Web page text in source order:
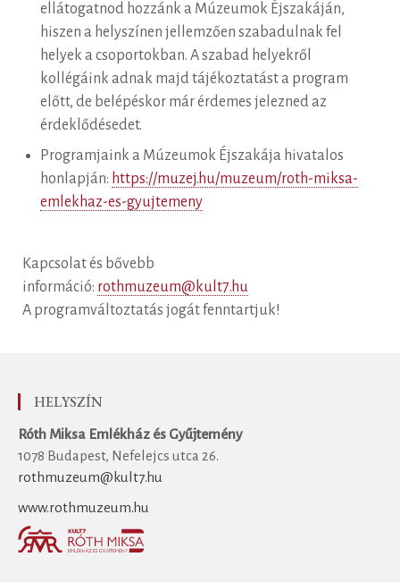
ellátogatnod hozzánk a Múzeumok Éjszakáján,
hiszen a helyszínen jellemzően szabadulnak fel
helyek a csoportokban. A szabad helyekről
kollégáink adnak majd tájékoztatást a program
előtt, de belépéskor már érdemes jelezned az
érdeklődésedet.
Programjaink a Múzeumok Éjszakája hivatalos
honlapján: https://muzej.hu/muzeum/roth-miksa-
emlekhaz-es-gyujtemeny
Kapcsolat és bővebb
információ: rothmuzeum@kult7.hu
A programváltoztatás jogát fenntartjuk!
HELYSZÍN
Róth Miksa Emlékház és Gyűjtemény
1078 Budapest, Nefelejcs utca 26.
rothmuzeum@kult7.hu
www.rothmuzeum.hu